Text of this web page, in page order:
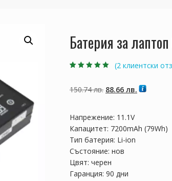
Батерия за
потребителски
оценки
(2 клиентски
150.74лв. Original
150.74 лв..
88.66 лв. Текущата
Напрежение: 11.1V
Капацитет: 7200mAh (79Wh)
Тип батерия: Li-ion
Състояние: нов
Цвят: черен
Гаранция: 90 дни